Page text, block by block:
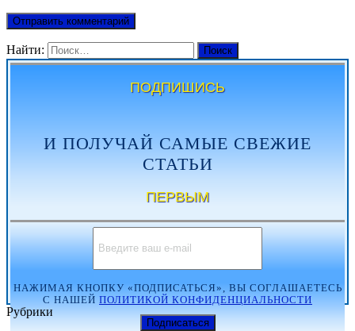
Найти:
ПОДПИШИСЬ
И ПОЛУЧАЙ САМЫЕ СВЕЖИЕ
СТАТЬИ
ПЕРВЫМ
НАЖИМАЯ КНОПКУ «ПОДПИСАТЬСЯ», ВЫ СОГЛАШАЕТЕСЬ
С НАШЕЙ ПОЛИТИКОЙ КОНФИДЕНЦИАЛЬНОСТИ
Рубрики